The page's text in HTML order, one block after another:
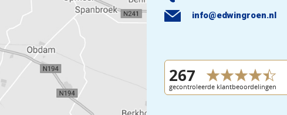
info@edwingroen.nl